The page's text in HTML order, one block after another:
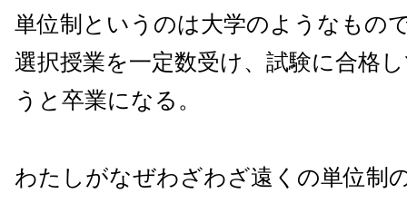
単位制というのは大学のようなもの
選択授業を一定数受け、試験に合格
うと卒業になる。
わたしがなぜわざわざ遠くの単位制